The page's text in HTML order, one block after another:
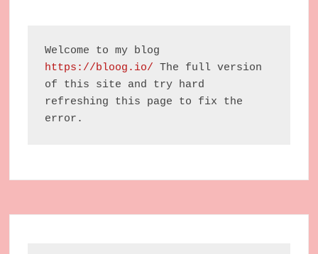
https://bloog.io/ The full version
of this site and try hard
refreshing this page to fix the
error.